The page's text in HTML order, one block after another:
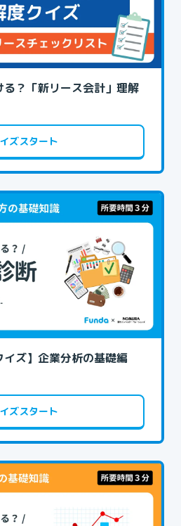
？「新リース会計」理解
ズスタート
イズ】企業分析の基礎編
ズスタート